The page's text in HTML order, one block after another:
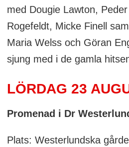
med Dougie Lawton,
Rogefeldt, Micke Finell
Maria Welss och Göran
sjung med i de gamla
LÖRDAG 23
Promenad i Dr
Plats: Westerlundska